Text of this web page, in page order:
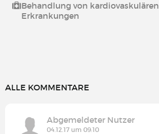
Behandlung von kardiovaskulären
Erkrankungen
ALLE KOMMENTARE
Abgemeldeter Nutzer
04.12.17 um 09:10